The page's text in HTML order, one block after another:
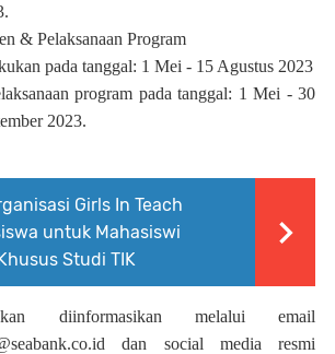
& Pelaksanaan Program
pada tanggal: 1 Mei - 15 Agustus 2023
program pada tanggal: 1 Mei - 30
2023.
Girls In Teach
untuk Mahasiswi
Studi TIK
diinformasikan melalui email
dan social media resmi